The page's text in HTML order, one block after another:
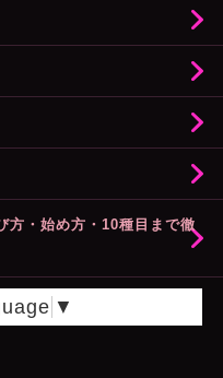
方・始め方・10種目まで徹
▼